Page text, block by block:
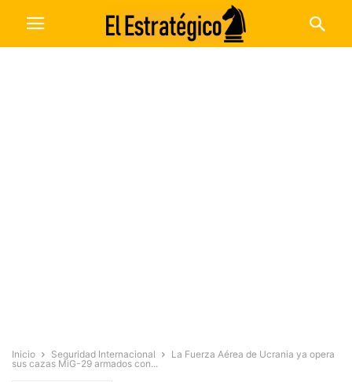
Inicio Seguridad Internacional
La Fuerza Aérea de Ucrania ya opera
sus cazas MiG-29 armados con...